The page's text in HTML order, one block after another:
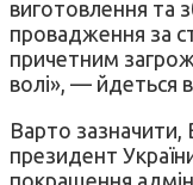
виготовлення та
провадження за
причетним
волі», — йдеться
Варто
президент
покращення